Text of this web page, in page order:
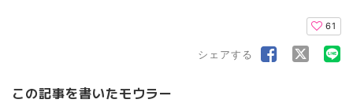
61
シェアする
この記事を書いたモウラー